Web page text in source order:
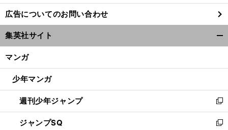
し
い
ウ
ィ
ン
ウ
開
く
広告についてのお問い合わせ
集英社サイト
マンガ
少年マンガ
週刊少年ジャンプ
新
し
い
ジャンプSQ
新